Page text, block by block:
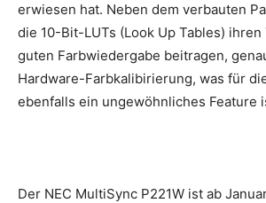
erwiesen hat. Neben dem verbauten
die 10-Bit-LUTs (Look Up Tables)
guten Farbwiedergabe beitragen,
Hardware-Farbkalibirierung, was für
ebenfalls ein ungewöhnliches Feature
Der NEC MultiSync P221W ist ab